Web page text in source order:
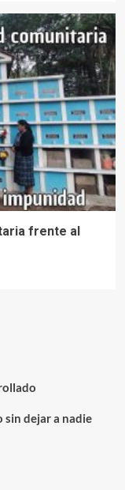
frente al
dejar a nadie